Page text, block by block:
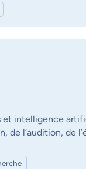
et intelligence
de l’audition, de